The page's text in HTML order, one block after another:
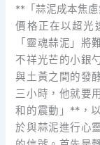
**「蒜泥成本焦
價格正在以超光
「靈魂蒜泥」將
不祥光芒的小銀
與土黃之間的發
三小時，他就要
和的震動」**，
於與蒜泥進行心